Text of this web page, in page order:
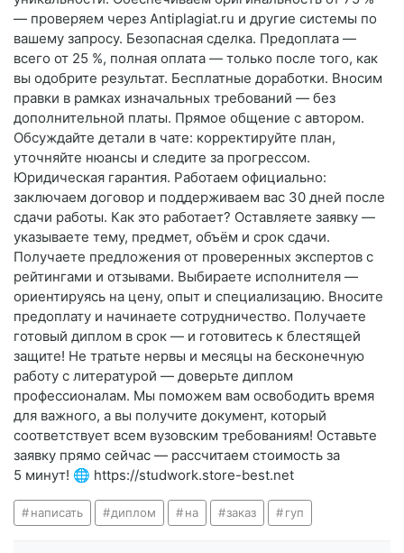
— проверяем через Antiplagiat.ru и другие системы по
вашему запросу. Безопасная сделка. Предоплата —
всего от 25 %, полная оплата — только после того, как
вы одобрите результат. Бесплатные доработки. Вносим
правки в рамках изначальных требований — без
дополнительной платы. Прямое общение с автором.
Обсуждайте детали в чате: корректируйте план,
уточняйте нюансы и следите за прогрессом.
Юридическая гарантия. Работаем официально:
заключаем договор и поддерживаем вас 30 дней после
сдачи работы. Как это работает? Оставляете заявку —
указываете тему, предмет, объём и срок сдачи.
Получаете предложения от проверенных экспертов с
рейтингами и отзывами. Выбираете исполнителя —
ориентируясь на цену, опыт и специализацию. Вносите
предоплату и начинаете сотрудничество. Получаете
готовый диплом в срок — и готовитесь к блестящей
защите! Не тратьте нервы и месяцы на бесконечную
работу с литературой — доверьте диплом
профессионалам. Мы поможем вам освободить время
для важного, а вы получите документ, который
соответствует всем вузовским требованиям! Оставьте
заявку прямо сейчас — рассчитаем стоимость за
5 минут! 🌐 https://studwork.store-best.net
написать диплом на заказ гуп